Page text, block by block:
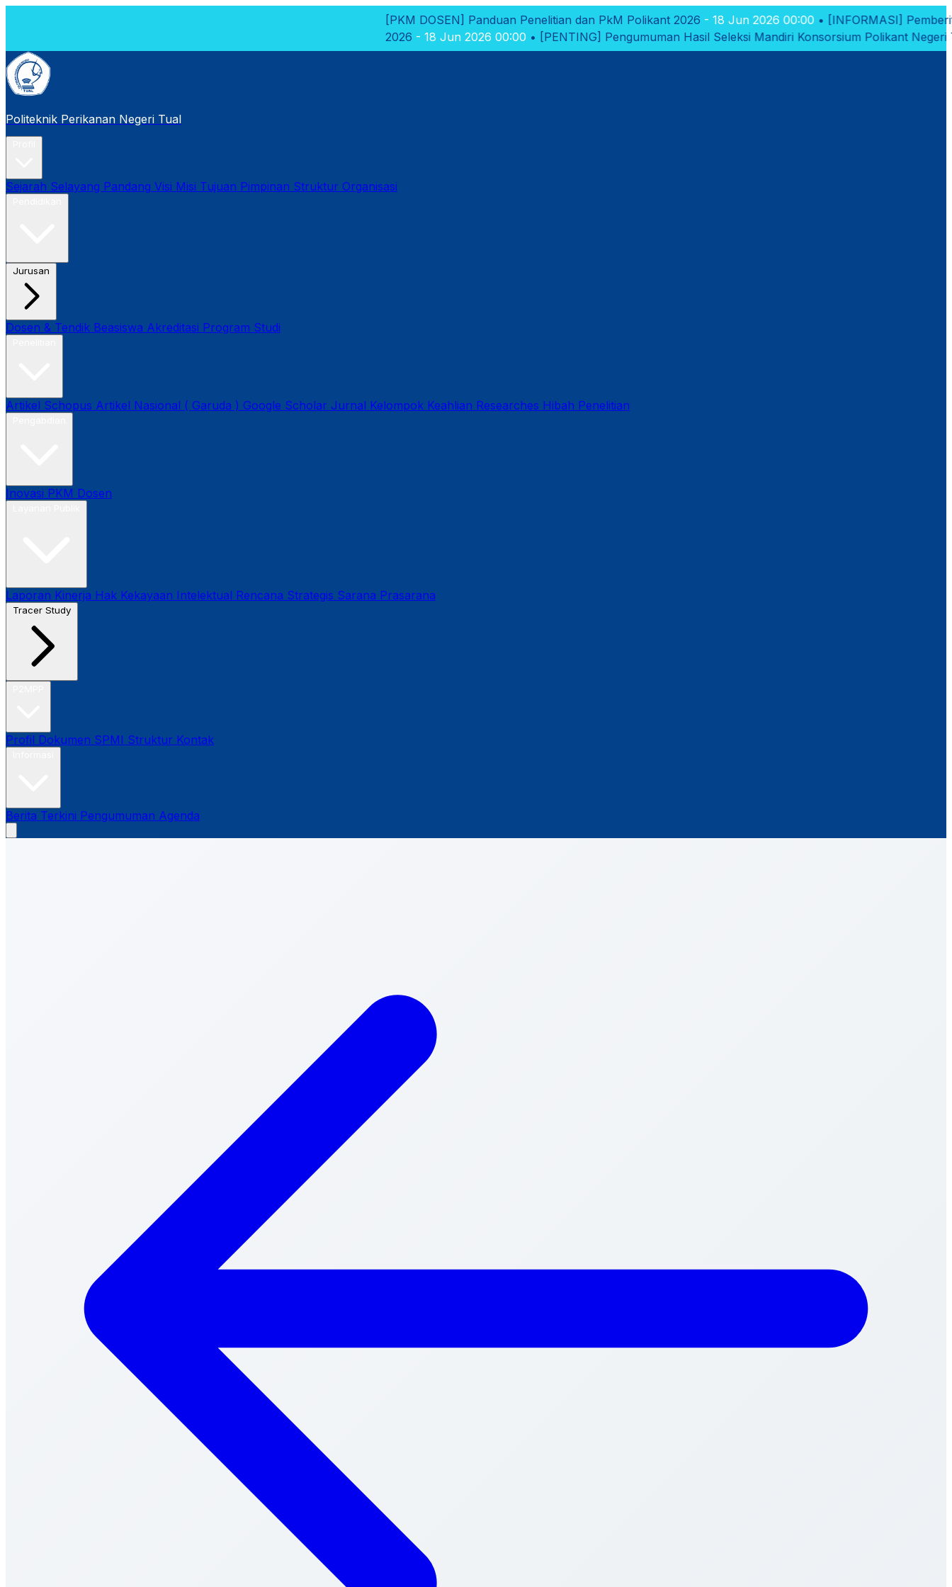
Panduan Penelitian dan PkM Polikant 2026- 18 Jun 2026 00:00 • [INFORMASI]Pemberitahuan
- 18 Jun 2026 00:00 • [PENTING]Pengumuman Hasil Seleksi Mandiri Konsorsium Polikant Negeri Tahun 2026- 10
Politeknik Perikanan Negeri Tual
Sejarah Selayang Pandang Visi Misi Tujuan Pimpinan Struktur Organisasi
Jurusan
Dosen & Tendik Beasiswa Akreditasi Program Studi
Artikel Schopus Artikel Nasional ( Garuda ) Google Scholar Jurnal Kelompok Keahlian Researches Hibah Penelitian
Inovasi PKM Dosen
Laporan Kinerja Hak Kekayaan Intelektual Rencana Strategis Sarana Prasarana
Tracer Study
Profil Dokumen SPMI Struktur Kontak
Berita Terkini Pengumuman Agenda